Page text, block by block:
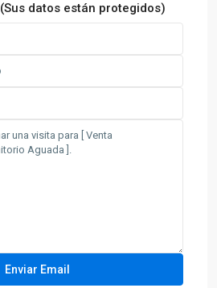
datos están protegidos)